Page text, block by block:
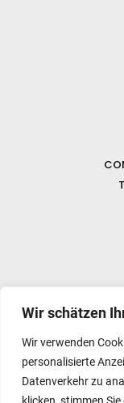
Wir schätzen
Wir verwenden
personalisierte
Datenverkehr zu